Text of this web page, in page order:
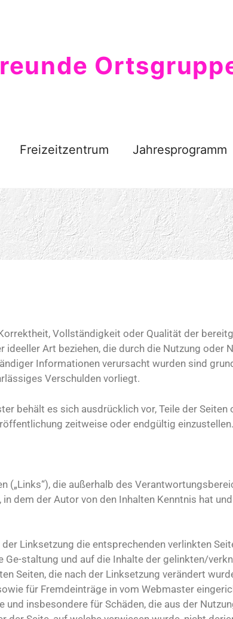
Freizeitzentrum Jahresprogramm
Vollständigkeit oder Qualität der
Art beziehen, die durch die Nutzung oder
Informationen verursacht wurden sind
Verschulden vorliegt.
behält es sich ausdrücklich vor, Teile der
zeitweise oder endgültig einzustellen.
die außerhalb des
dem der Autor von den Inhalten Kenntnis hat
Linksetzung die entsprechenden verlinkten
staltung und auf die Inhalte der gelinkten/
Seiten, die nach der Linksetzung verändert
für Fremdeinträge in vom Webmaster
insbesondere für Schäden, die aus der